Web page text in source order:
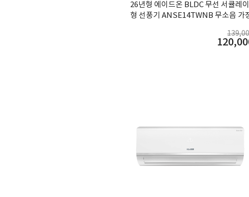
26년형 에이드온 BLDC 무선 서큘레
형 선풍기 ANSE14TWNB 무소음 가